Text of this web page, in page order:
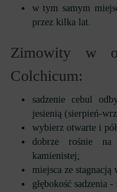
w tym samym
przez kilka lat.
Zimowity w
Colchicum:
sadzenie cebul
jesienią (sierpień-
wybierz otwarte i
dobrze rośnie
kamienistej;
miejsca ze
głębokość sadzenia